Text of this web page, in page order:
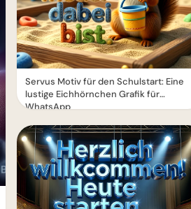
Servus Motiv für den Schulstart: Eine
lustige Eichhörnchen Grafik für
WhatsApp